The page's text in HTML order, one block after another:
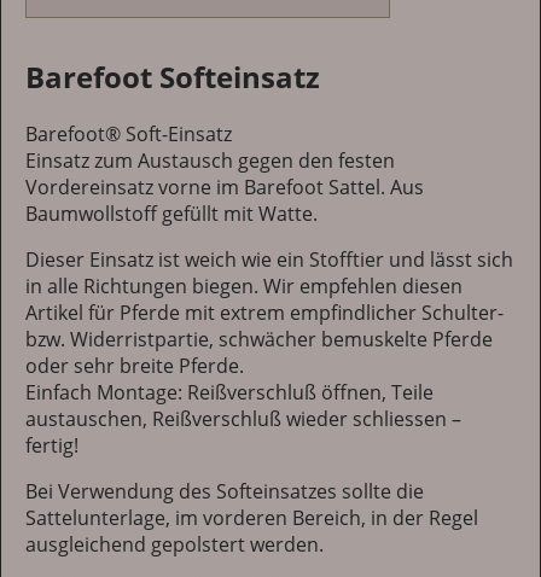
Sabine Ullmann
Brentanostr. 27
69434 Hirschhorn
Deutschland
E-Mail:service@barefoot-saddle.de
Barefoot Softeinsatz
Barefoot® Soft-Einsatz
Einsatz zum Austausch gegen den festen
Vordereinsatz vorne im Barefoot Sattel. Aus
Baumwollstoff gefüllt mit Watte.
Dieser Einsatz ist weich wie ein Stofftier und lässt sich
in alle Richtungen biegen. Wir empfehlen diesen
Artikel für Pferde mit extrem empfindlicher Schulter-
bzw. Widerristpartie, schwächer bemuskelte Pferde
oder sehr breite Pferde.
Einfach Montage: Reißverschluß öffnen, Teile
austauschen, Reißverschluß wieder schliessen –
fertig!
Bei Verwendung des Softeinsatzes sollte die
Sattelunterlage, im vorderen Bereich, in der Regel
ausgleichend gepolstert werden.